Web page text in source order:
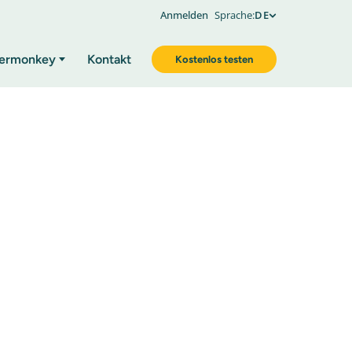
Anmelden Sprache:DE
Kontakt Kostenlos testen